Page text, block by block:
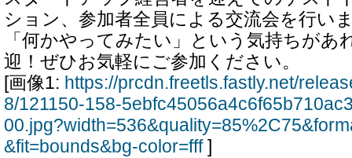
ション、参加者全員による交流会を行い
「何かやってみたい」という気持ちがあ
迎！ぜひお気軽にご参加ください。
[画像1: https://prcdn.freetls.fastly.net/
8/121150-158-
&fit=bounds&bg-color=fff]